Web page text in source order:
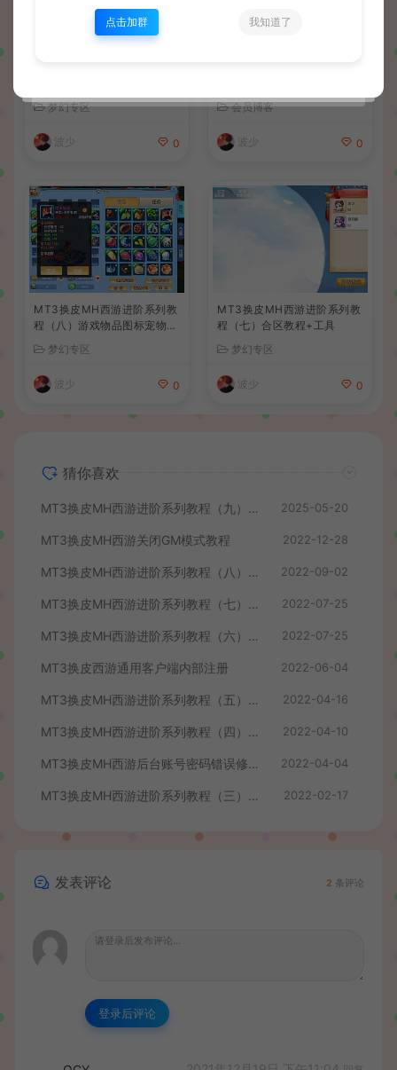
+数据库密码修改+配置源码P
C模拟器+客户端后台跳转修
改+同步物品ID+后台支付跳
转修改+后台商场物品添加与
梦幻专区
波少 0
会员博客
波少 0
MT3换皮MH西游进阶系列教
程（八）游戏物品图标宠物头
梦幻专区
波少 0
MT3换皮MH西游进阶系列教
程（七）合区教程+工具
梦幻专区
波少 0
猜你喜欢
MT3换皮MH西游进阶系列教程（九）最新后台修改教程+数据库密码修改+配置源码PC模拟器+客户端后台跳转修改+同步物品ID+后台支付跳转修改+后台商场物品添加与修改 2025-05-20
MT3换皮MH西游关闭GM模式教程 2022-12-28
MT3换皮MH西游进阶系列教程（八）游戏物品图标宠物头像坐骑图标等修改与添加 2022-09-02
MT3换皮MH西游进阶系列教程（七）合区教程+工具 2022-07-25
MT3换皮MH西游进阶系列教程（六）开新区开多区教程 2022-07-25
MT3换皮西游通用客户端内部注册 2022-06-04
MT3换皮MH西游进阶系列教程（五）添加武器教程 2022-04-16
MT3换皮MH西游进阶系列教程（四）添加坐骑教程 2022-04-10
MT3换皮MH西游后台账号密码错误修改方法 2022-04-04
MT3换皮MH西游进阶系列教程（三）游戏素材图标修改和NPC修改 2022-02-17
发表评论 2 条评论
登录后评论
点击加群 我知道了